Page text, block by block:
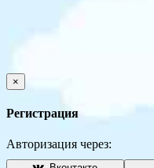
×
Регистрация
Авторизация через: